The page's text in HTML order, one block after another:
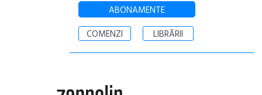
ABONAMENTE
COMENZI
LIBRĂRII